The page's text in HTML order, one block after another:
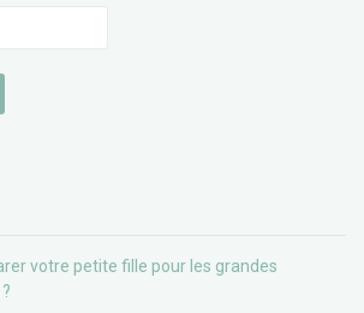
votre petite fille pour les grandes